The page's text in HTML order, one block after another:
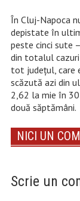
În Cluj-Napoca
depistate în
peste cinci sute
din totalul
tot județul, care
scăzută azi din
2,62 la mie în
două săptămâni.
NICI UN
Scrie un